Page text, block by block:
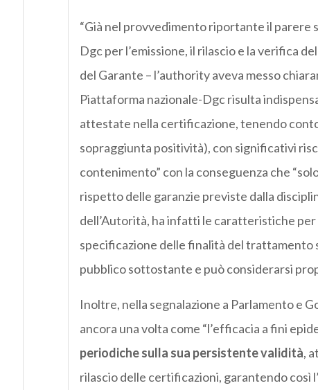
“Già nel provvedimento riportante il parere
Dgc per l’emissione, il rilascio e la verifica
del Garante – l’authority aveva messo
Piattaforma nazionale-Dgc risulta
attestate nella certificazione, tenendo
sopraggiunta positività), con significativi
contenimento” con la conseguenza che
rispetto delle garanzie previste dalla
dell’Autorità, ha infatti le caratteristiche
specificazione delle finalità del
pubblico sottostante e può considerarsi
Inoltre, nella segnalazione a Parlamento e
ancora una volta come “l’efficacia a fini
periodiche sulla sua persistente validità,
rilascio delle certificazioni, garantendo così